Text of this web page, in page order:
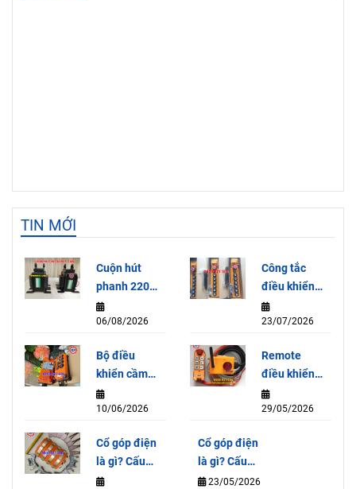
TIN MỚI
Cuộn hút
phanh 220V
dùng cho
Palang 5
HITACHI
06/08/2026
Công tắc
điều khiển
cần trục HY-
1026-ABB
23/07/2026
Bộ điều
khiển cầm
tay Model
F21-E1B
10/06/2026
Remote
điều khiển
từ xa Jeico-
6KA – Giải
29/05/2026
Cổ góp điện
là gì? Cấu
tạo, nguyên
Cổ góp điện
là gì? Cấu
tạo, nguyên
23/05/2026